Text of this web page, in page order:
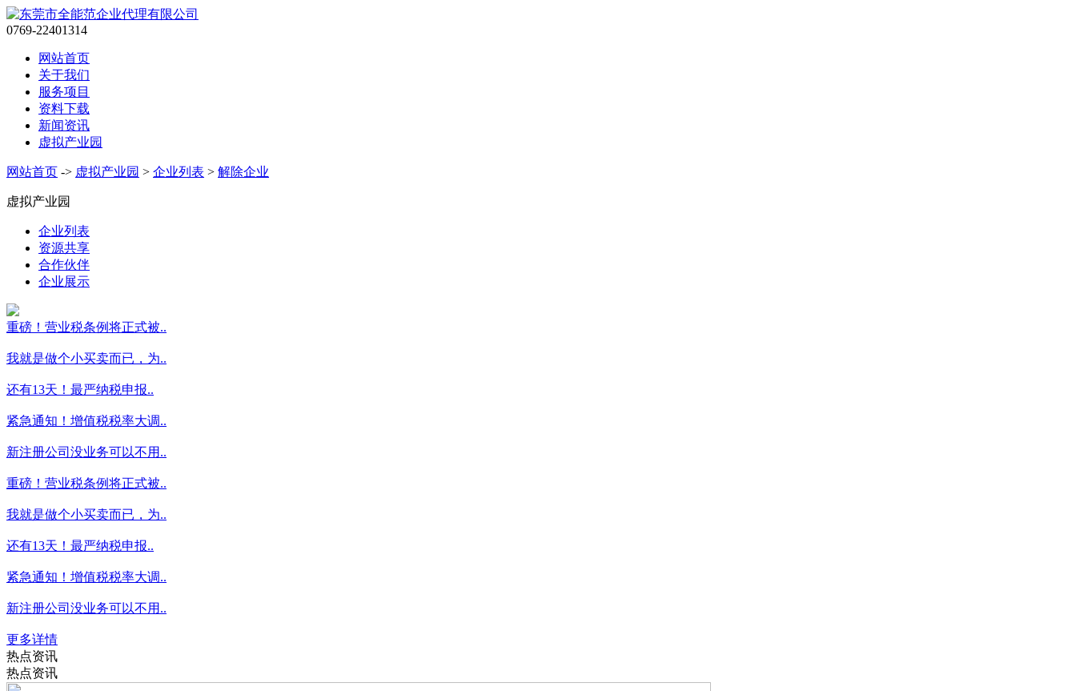
0769-22401314
网站首页
关于我们
服务项目
资料下载
新闻资讯
虚拟产业园
网站首页 -> 虚拟产业园 > 企业列表 > 解除企业
虚拟产业园
企业列表
资源共享
合作伙伴
企业展示
重磅！营业税条例将正式被..
我就是做个小买卖而已，为..
还有13天！最严纳税申报..
紧急通知！增值税税率大调..
新注册公司没业务可以不用..
重磅！营业税条例将正式被..
我就是做个小买卖而已，为..
还有13天！最严纳税申报..
紧急通知！增值税税率大调..
新注册公司没业务可以不用..
更多详情
热点资讯
热点资讯